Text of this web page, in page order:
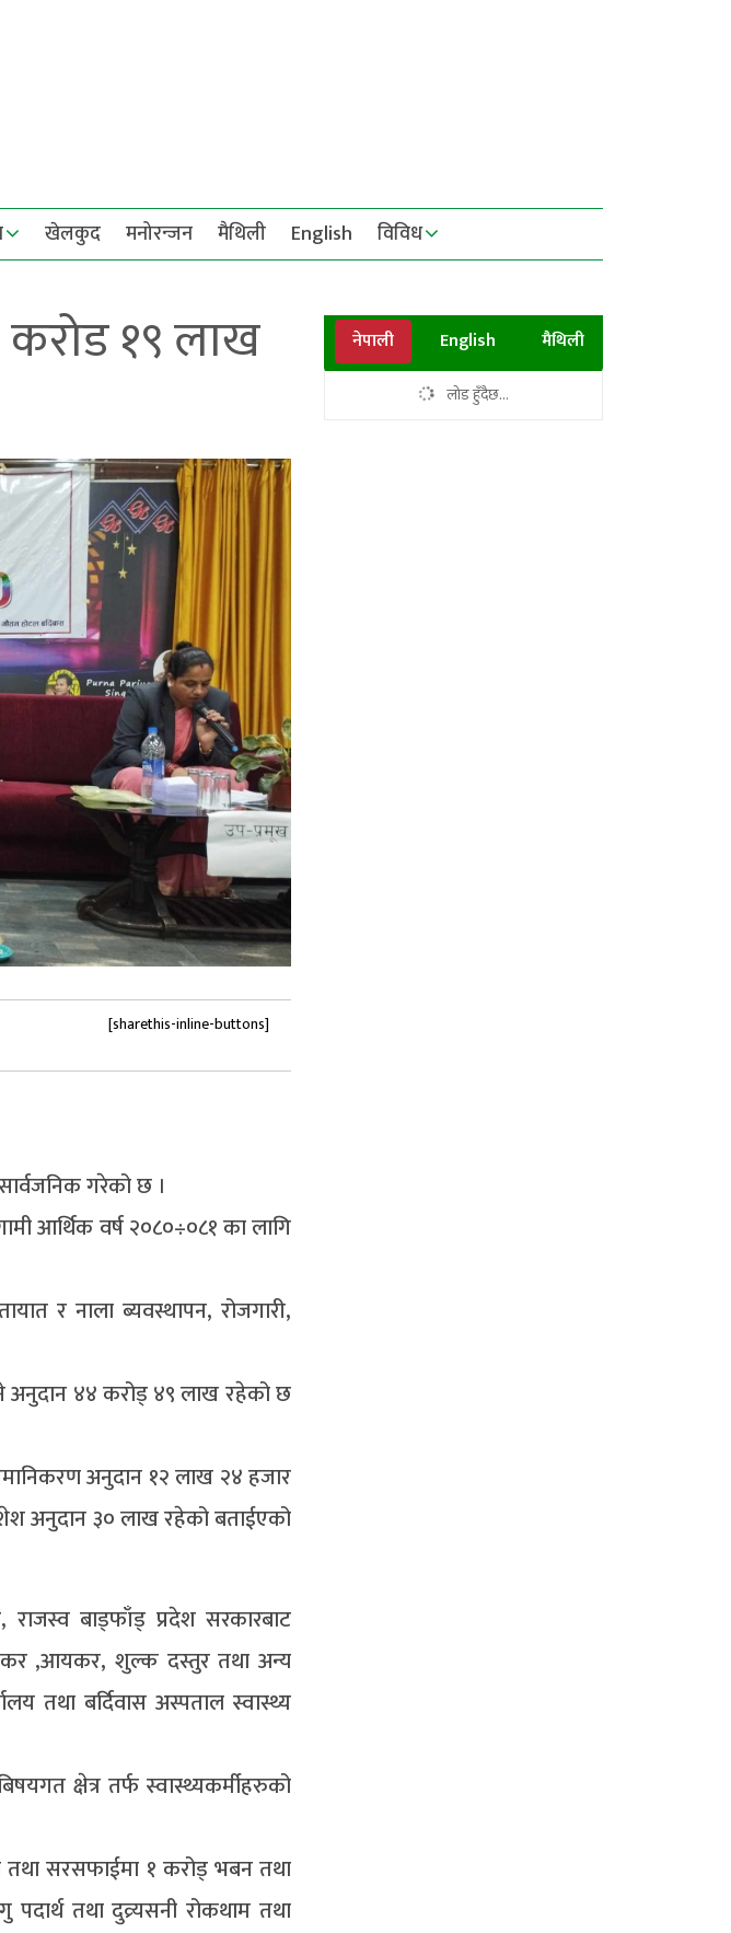
खेलकुद मनोरन्जन मैथिली English विविध
करोड १९ लाख
[sharethis-inline-buttons]
गरेको छ ।
आर्थिक वर्ष २०८०÷०८१ का लागि
र नाला ब्यवस्थापन, रोजगारी,
अनुदान ४४ करोड् ४९ लाख रहेको छ
अनुदान १२ लाख २४ हजार
अनुदान ३० लाख रहेको बताईएको
बाड्फाँड् प्रदेश सरकारबाट
कर ,आयकर, शुल्क दस्तुर तथा अन्य
तथा बर्दिवास अस्पताल स्वास्थ्य
क्षेत्र तर्फ स्वास्थ्यकर्मीहरुको
तथा सरसफाईमा १ करोड् भबन तथा
तथा दुव्र्यसनी रोकथाम तथा
नेपाली English मैथिली
लोड हुँदैछ...